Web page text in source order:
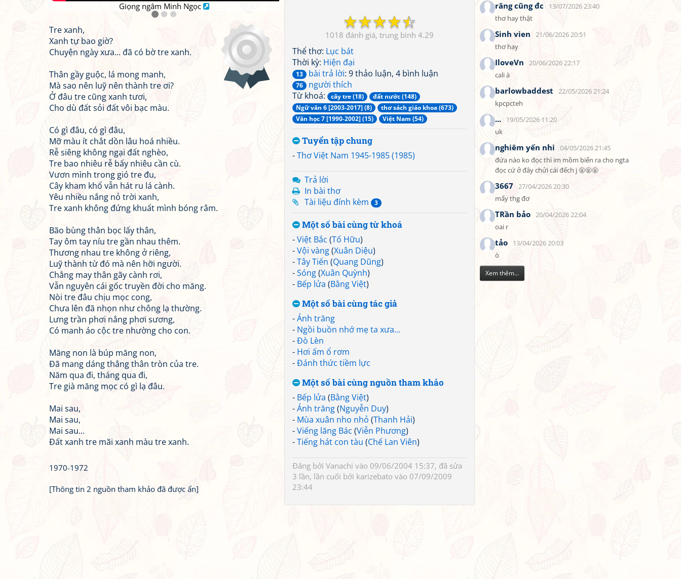
răng cũng đc
13/07/2026 23:40
thơ hay thật
Sinh vien
21/06/2026 20:51
thơ hay
IloveVn
20/06/2026 22:17
cali à
barlowbaddest
22/05/2026 21:24
kpcpcteh
...
19/05/2026 11:20
uk
nghiêm yến nhi
04/05/2026 21:45
đứa nào ko đọc thì im mồm biến ra cho ngta
đọc cứ ở đây chửi cái đếch j 🤬🤬🤬
3667 27/04/2026 20:30
mấy thg đơ
TRần bảo 20/04/2026 22:04
oai r
tảo
13/04/2026 20:03
ò
Xem thêm...
☆
☆
☆
☆
☆
1018 4.29
Thể thơ: Lục bát
Thời kỳ: Hiện đại
13 bài trả lời: 9 thảo luận, 4 bình luận
76
người thích
Từ khoá:
cây tre (18)
đất nước (148)
Ngữ văn 6 [2003-2017] (8)
thơ sách giáo khoa (673)
Văn học 7 [1990-2002] (15)
Việt Nam (54)
Tuyển tập chung
-Thơ Việt Nam 1945-1985 (1985)
Trả lời
In bài thơ
Tài liệu đính kèm
3
Một số bài cùng từ khoá
-Việt Bắc (Tố Hữu)
-Vội vàng(Xuân Diệu)
-Tây Tiến (Quang Dũng)
-Sóng(Xuân Quỳnh)
- Bếp lửa (Bằng Việt)
Một số bài cùng tác giả
-Ánh trăng
- Ngồi buồn nhớ mẹ ta xưa...
-Đò Lèn
- Hơi ấm ổ rơm
-Đánh thức tiềm lực
Một số bài cùng nguồn tham khảo
- Bếp lửa (Bằng Việt)
-Ánh trăng(Nguyễn Duy)
- Mùa xuân nho nhỏ (Thanh Hải)
-Viếng lăng Bác (Viễn Phương)
-Tiếng hát con tàu (Chế Lan Viên)
Đăng bởi Vanachi vào 09/06/2004 15:37, đã sửa
3 lần, lần cuối bởi karizebato vào 07/09/2009
23:44
Giọng ngâm Minh Ngọc
Tre xanh,
Xanh tự bao giờ?
Chuyện ngày xưa... đã có bờ tre xanh.
Thân gầy guộc, lá mong manh,
Mà sao nên luỹ nên thành tre ơi?
Ở đâu tre cũng xanh tươi,
Cho dù đất sỏi đất vôi bạc màu.
Có gì đâu, có gì đâu,
Mỡ màu ít chắt dồn lâu hoá nhiều.
Rễ siêng không ngại đất nghèo,
Tre bao nhiêu rễ bấy nhiêu cần cù.
Vươn mình trong gió tre đu,
Cây kham khổ vẫn hát ru lá cành.
Yêu nhiều nắng nỏ trời xanh,
Tre xanh không đứng khuất mình bóng râm.
Bão bùng thân bọc lấy thân,
Tay ôm tay níu tre gần nhau thêm.
Thương nhau tre không ở riêng,
Luỹ thành từ đó mà nên hỡi người.
Chẳng may thân gãy cành rơi,
Vẫn nguyên cái gốc truyền đời cho măng.
Nòi tre đâu chịu mọc cong,
Chưa lên đã nhọn như chông lạ thường.
Lưng trần phơi nắng phơi sương,
Có manh áo cộc tre nhường cho con.
Măng non là búp măng non,
Đã mang dáng thẳng thân tròn của tre.
Năm qua đi, tháng qua đi,
Tre già măng mọc có gì lạ đâu.
Mai sau,
Mai sau,
Mai sau...
Đất xanh tre mãi xanh màu tre xanh.
1970-1972
[Thông tin 2 nguồn tham khảo đã được ẩn]